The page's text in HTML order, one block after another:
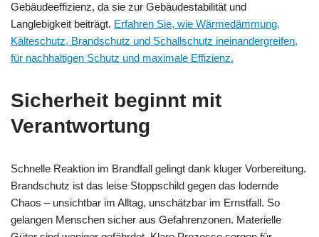
Gebäudeeffizienz, da sie zur Gebäudestabilität und
Langlebigkeit beiträgt. Erfahren Sie, wie Wärmedämmung,
Kälteschutz, Brandschutz und Schallschutz ineinandergreifen,
für nachhaltigen Schutz und maximale Effizienz.
Sicherheit beginnt mit
Verantwortung
Schnelle Reaktion im Brandfall gelingt dank kluger Vorbereitung.
Brandschutz ist das leise Stoppschild gegen das lodernde
Chaos – unsichtbar im Alltag, unschätzbar im Ernstfall. So
gelangen Menschen sicher aus Gefahrenzonen. Materielle